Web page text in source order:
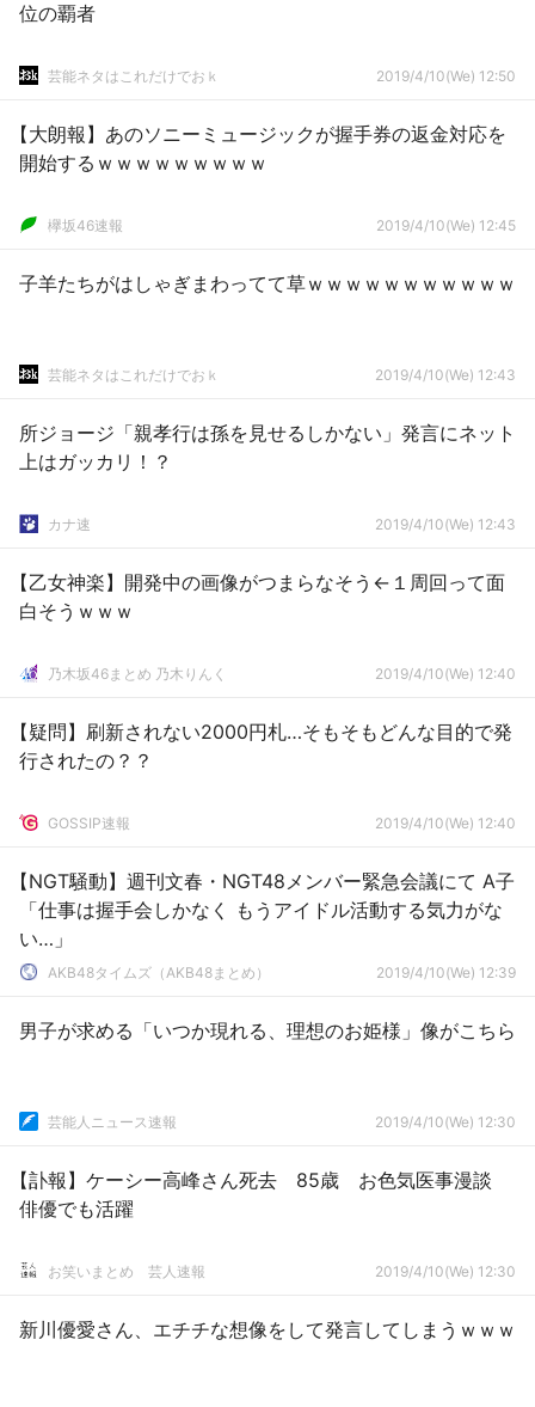
位の覇者
芸能ネタはこれだけでおｋ 2019/4/10(We) 12:50
【大朗報】あのソニーミュージックが握手券の返金対応を
開始するｗｗｗｗｗｗｗｗｗ
欅坂46速報 2019/4/10(We) 12:45
子羊たちがはしゃぎまわってて草ｗｗｗｗｗｗｗｗｗｗｗ
芸能ネタはこれだけでおｋ 2019/4/10(We) 12:43
所ジョージ「親孝行は孫を見せるしかない」発言にネット
上はガッカリ！？
カナ速 2019/4/10(We) 12:43
【乙女神楽】開発中の画像がつまらなそう←１周回って面
白そうｗｗｗ
乃木坂46まとめ 乃木りんく 2019/4/10(We) 12:40
【疑問】刷新されない2000円札…そもそもどんな目的で発
行されたの？？
GOSSIP速報 2019/4/10(We) 12:40
【NGT騒動】週刊文春・NGT48メンバー緊急会議にて A子
「仕事は握手会しかなく もうアイドル活動する気力がな
い…」
AKB48タイムズ（AKB48まとめ） 2019/4/10(We) 12:39
男子が求める「いつか現れる、理想のお姫様」像がこちら
芸能人ニュース速報 2019/4/10(We) 12:30
【訃報】ケーシー高峰さん死去 85歳 お色気医事漫談
俳優でも活躍
お笑いまとめ 芸人速報 2019/4/10(We) 12:30
新川優愛さん、エチチな想像をして発言してしまうｗｗｗ